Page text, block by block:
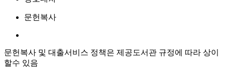
문헌복사
문헌복사 및 대출서비스 정책은 제공도서관 규정에 따라 상이
할수 있음